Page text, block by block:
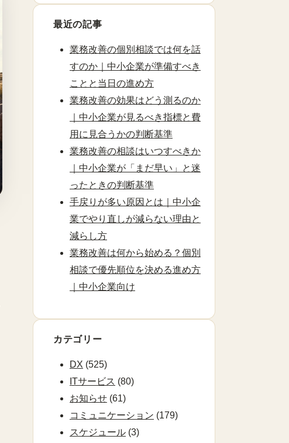
最近の記事
業務改善の個別相談では何を話
すのか｜中小企業が準備すべき
ことと当日の進め方
業務改善の効果はどう測るのか
｜中小企業が見るべき指標と費
用に見合うかの判断基準
業務改善の相談はいつすべきか
｜中小企業が「まだ早い」と迷
ったときの判断基準
手戻りが多い原因とは｜中小企
業でやり直しが減らない理由と
減らし方
業務改善は何から始める？個別
相談で優先順位を決める進め方
｜中小企業向け
カテゴリー
DX (525)
ITサービス (80)
お知らせ (61)
コミュニケーション (179)
スケジュール (3)